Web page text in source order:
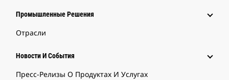
Промышленные Решения
Отрасли
Новости И События
Пресс-Релизы О Продуктах И Услугах